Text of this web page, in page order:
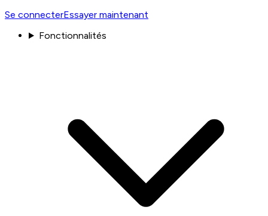
Se connecterEssayer maintenant
Fonctionnalités